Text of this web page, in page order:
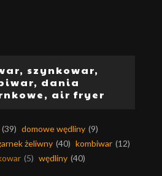
szynkowar,
dania
air fryer
(39) domowe wędliny (9)
żeliwny (40) kombiwar (12)
(5) wędliny (40)